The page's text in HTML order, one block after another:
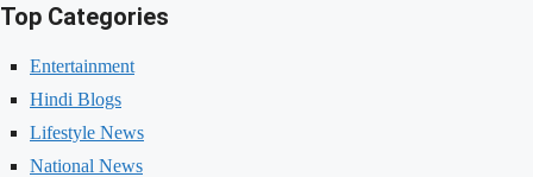
Top Categories
Entertainment
Hindi Blogs
Lifestyle News
National News